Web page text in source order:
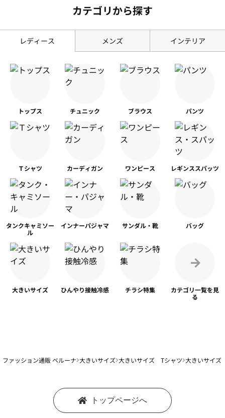
カテゴリから探す
レディース メンズ インテリア
トップス チュニック ブラウス パンツ
Ｔシャツ カーディガン ワンピース レギンススパッツ
タンクキャミソー
ル
インナーパジャマ サンダル・靴 バッグ
大きいサイズ ひんやり接触冷感 チラシ特集 カテゴリ一覧を見
る
ファッション通販 ベルーナ 大きいサイズ 大きいサイズ Tシャツ 大きいサイ
トップページへ